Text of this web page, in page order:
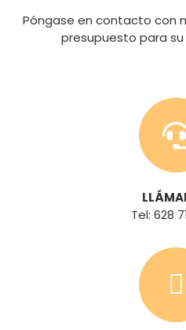
Póngase en contacto con
presupuesto para
Tel: 628